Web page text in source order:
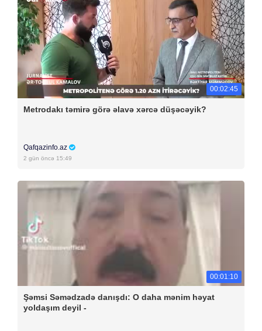
00:02:45
Metrodakı təmirə görə əlavə xərcə düşəcəyik?
Qafqazinfo.az
2 gün öncə 15:49
00:01:10
Şəmsi Səmədzadə danışdı: O daha mənim həyat
yoldaşım deyil -